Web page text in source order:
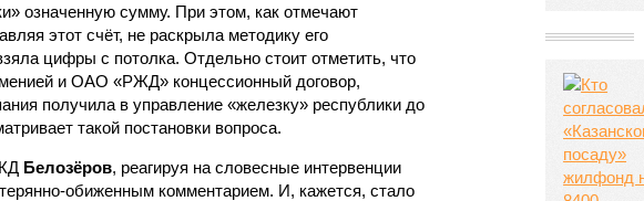
означенную сумму. При этом, как отмечают
этот счёт, не раскрыла методику его
цифры с потолка. Отдельно стоит отметить, что
и ОАО «РЖД» концессионный договор,
получила в управление «железку» республики до
такой постановки вопроса.
Белозёров, реагируя на словесные интервенции
обиженным комментарием. И, кажется, стало